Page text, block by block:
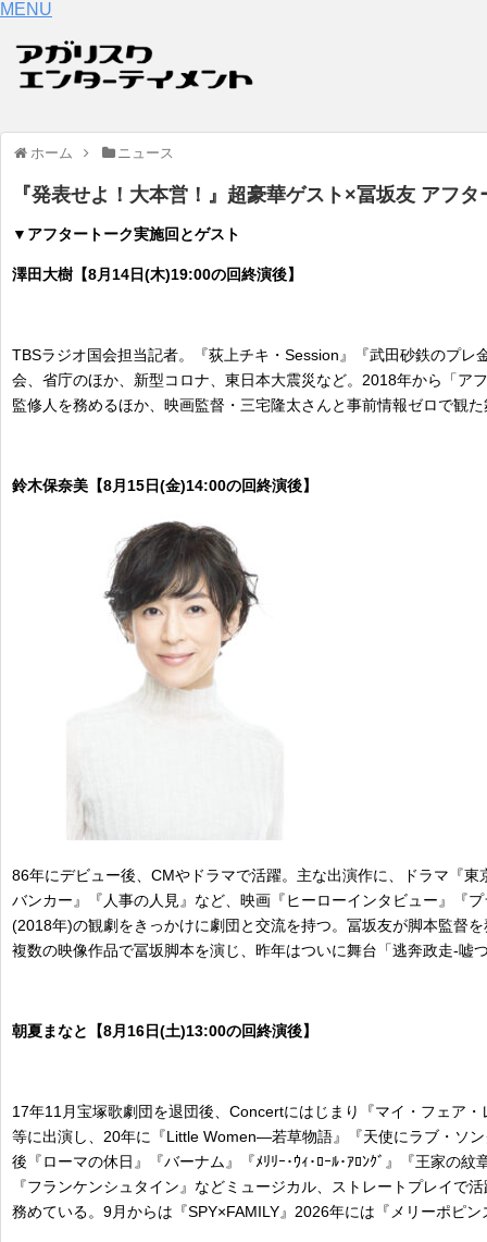
MENU
ホーム ニュース
『発表せよ！大本営！』超豪華ゲスト×冨坂友 アフ
▼アフタートーク実施回とゲスト
澤田大樹【8月14日(木)19:00の回終演後】
TBSラジオ国会担当記者。『荻上チキ・Session』『武田砂鉄のプ
会、省庁のほか、新型コロナ、東日本大震災など。2018年から「ア
監修人を務めるほか、映画監督・三宅隆太さんと事前情報ゼロで観
鈴木保奈美【8月15日(金)14:00の回終演後】
86年にデビュー後、CMやドラマで活躍。主な出演作に、ドラマ『
バンカー』『人事の人見』など、映画『ヒーローインタビュー』『
(2018年)の観劇をきっかけに劇団と交流を持つ。冨坂友が脚本監督
複数の映像作品で冨坂脚本を演じ、昨年はついに舞台「逃奔政走-
朝夏まなと【8月16日(土)13:00の回終演後】
17年11月宝塚歌劇団を退団後、Concertにはじまり『マイ・フェア
等に出演し、20年に『Little Women―若草物語』『天使にラブ・ソ
後『ローマの休日』『バーナム』『ﾒﾘﾘｰ･ｳｨ･ﾛｰﾙ･ｱﾛﾝｸﾞ』『王家の
『フランケンシュタイン』などミュージカル、ストレートプレイ
務めている。9月からは『SPY×FAMILY』2026年には『メリーポピ